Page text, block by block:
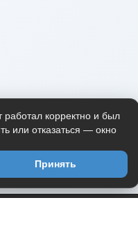
корректно и был
или отказаться — окно
Принять